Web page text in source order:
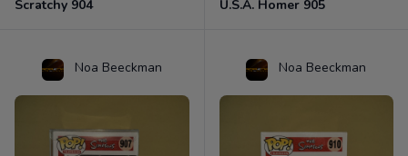
Scratchy 904 U.S.A. Homer 905
Noa Beeckman Noa Beeckman